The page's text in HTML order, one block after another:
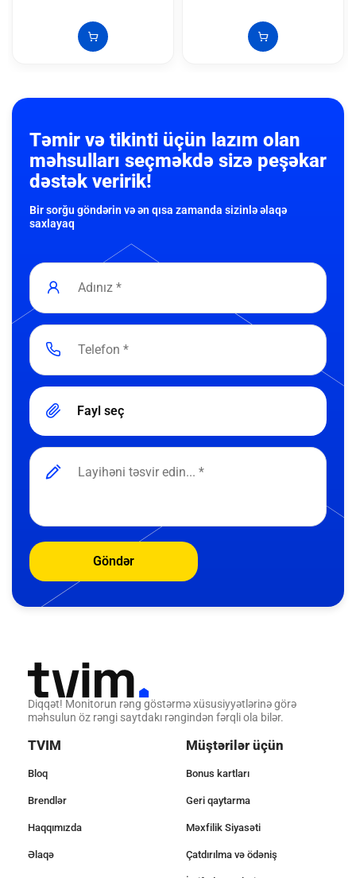
Təmir və tikinti üçün lazım olan
məhsulları seçməkdə sizə peşəkar
dəstək veririk!
Bir sorğu göndərin və ən qısa zamanda sizinlə əlaqə
saxlayaq
Fayl seç
Göndər
Diqqət! Monitorun rəng göstərmə xüsusiyyətlərinə görə
məhsulun öz rəngi saytdakı rəngindən fərqli ola bilər.
TVIM
Bloq
Brendlər
Haqqımızda
Əlaqə
Müştərilər üçün
Bonus kartları
Geri qaytarma
Məxfilik Siyasəti
Çatdırılma və ödəniş